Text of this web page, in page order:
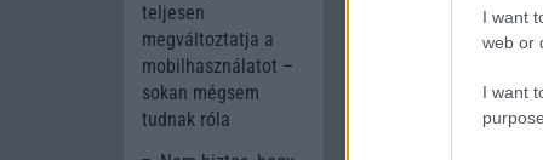
I want
web or
I want
128.000
teljesen
megváltoztatja a
mobilhasználatot –
sokan mégsem
tudnak róla